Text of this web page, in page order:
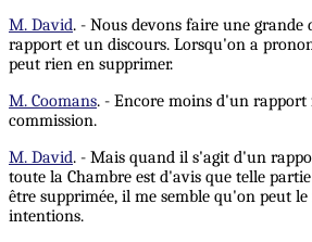
M. David. - Nous devons faire une
rapport et un discours. Lorsqu'on a
peut rien en supprimer.
M. Coomans. - Encore moins d'un
commission.
M. David. - Mais quand il s'agit d'un
toute la Chambre est d'avis que telle
être supprimée, il me semble qu'on peut
intentions.